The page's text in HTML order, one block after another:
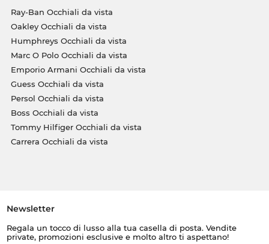
Ray-Ban Occhiali da vista
Oakley Occhiali da vista
Humphreys Occhiali da vista
Marc O Polo Occhiali da vista
Emporio Armani Occhiali da vista
Guess Occhiali da vista
Persol Occhiali da vista
Boss Occhiali da vista
Tommy Hilfiger Occhiali da vista
Carrera Occhiali da vista
Newsletter
Regala un tocco di lusso alla tua casella di posta. Vendite
private, promozioni esclusive e molto altro ti aspettano!